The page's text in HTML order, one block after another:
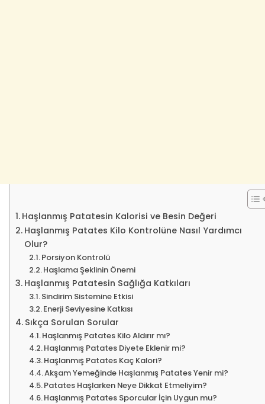
Haşlanmış Patatesin Kalorisi ve Besin Değeri
Haşlanmış Patates Kilo Kontrolüne Nasıl Yardımcı
Olur?
Porsiyon Kontrolü
Haşlama Şeklinin Önemi
Haşlanmış Patatesin Sağlığa Katkıları
Sindirim Sistemine Etkisi
Enerji Seviyesine Katkısı
Sıkça Sorulan Sorular
Haşlanmış Patates Kilo Aldırır mı?
Haşlanmış Patates Diyete Eklenir mi?
Haşlanmış Patates Kaç Kalori?
Akşam Yemeğinde Haşlanmış Patates Yenir mi?
Patates Haşlarken Neye Dikkat Etmeliyim?
Haşlanmış Patates Sporcular İçin Uygun mu?